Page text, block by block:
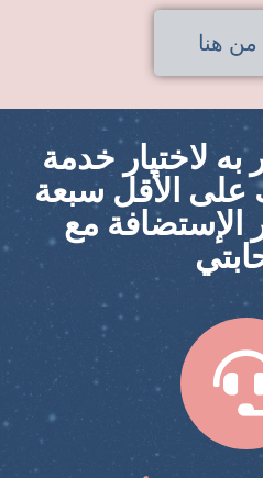
من هنا
لاختيار خدمة
على الأقل سبعة
الإستضافة مع